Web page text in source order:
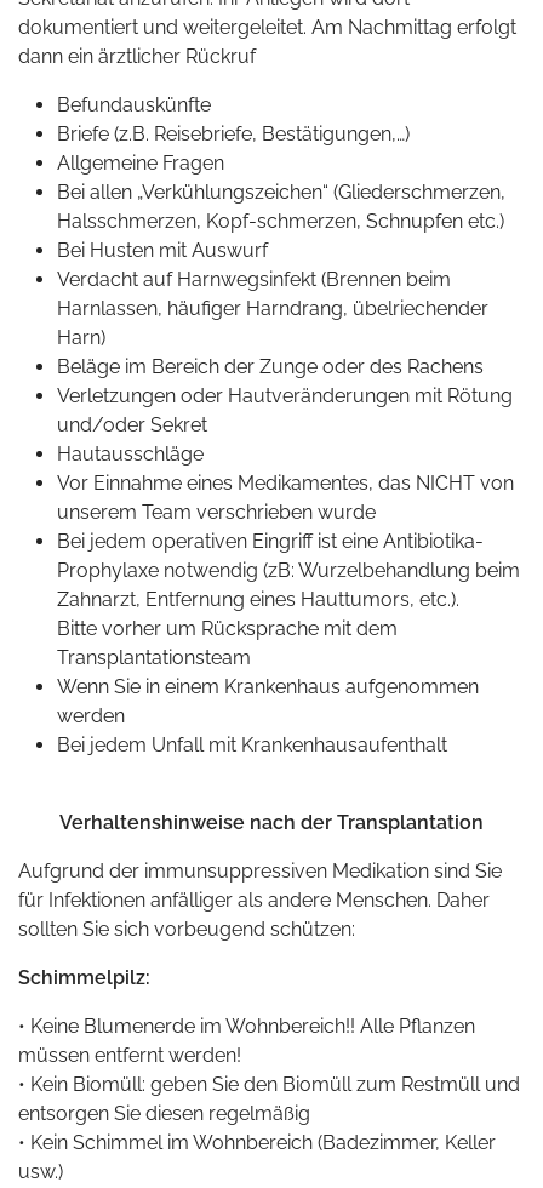
dokumentiert und weitergeleitet. Am Nachmittag erfolgt
dann ein ärztlicher Rückruf
Befundauskünfte
Briefe (z.B. Reisebriefe, Bestätigungen,…)
Allgemeine Fragen
Bei allen „Verkühlungszeichen“ (Gliederschmerzen,
Halsschmerzen, Kopf-schmerzen, Schnupfen etc.)
Bei Husten mit Auswurf
Verdacht auf Harnwegsinfekt (Brennen beim
Harnlassen, häufiger Harndrang, übelriechender
Harn)
Beläge im Bereich der Zunge oder des Rachens
Verletzungen oder Hautveränderungen mit Rötung
und/oder Sekret
Hautausschläge
Vor Einnahme eines Medikamentes, das NICHT von
unserem Team verschrieben wurde
Bei jedem operativen Eingriff ist eine Antibiotika-
Prophylaxe notwendig (zB: Wurzelbehandlung beim
Zahnarzt, Entfernung eines Hauttumors, etc.).
Bitte vorher um Rücksprache mit dem
Transplantationsteam
Wenn Sie in einem Krankenhaus aufgenommen
werden
Bei jedem Unfall mit Krankenhausaufenthalt
Verhaltenshinweise nach der Transplantation
Aufgrund der immunsuppressiven Medikation sind Sie
für Infektionen anfälliger als andere Menschen. Daher
sollten Sie sich vorbeugend schützen:
Schimmelpilz:
• Keine Blumenerde im Wohnbereich!! Alle Pflanzen
müssen entfernt werden!
• Kein Biomüll: geben Sie den Biomüll zum Restmüll und
entsorgen Sie diesen regelmäßig
• Kein Schimmel im Wohnbereich (Badezimmer, Keller
usw.)